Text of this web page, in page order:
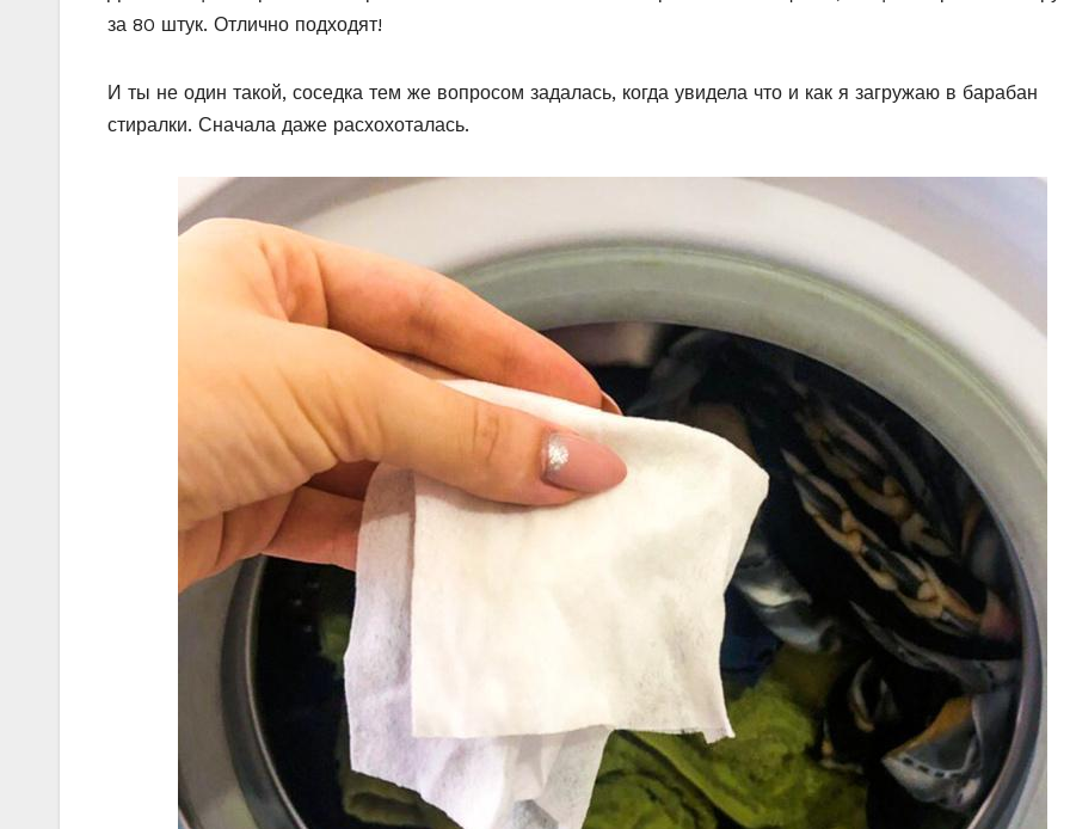
за 80 штук. Отлично подходят!
И ты не один такой, соседка тем же вопросом задалась, когда увидела что и как я загружаю в барабан
стиралки. Сначала даже расхохоталась.